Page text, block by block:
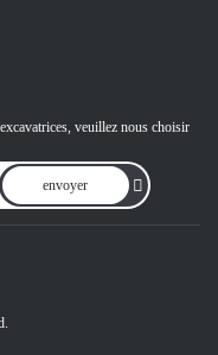
veuillez nous choisir
envoyer